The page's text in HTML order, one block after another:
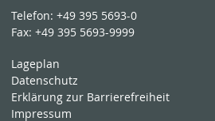
Telefon:+49 395 5693-0
Fax:+49 395 5693-9999
Lageplan
Datenschutz
Erklärung zur Barrierefreiheit
Impressum